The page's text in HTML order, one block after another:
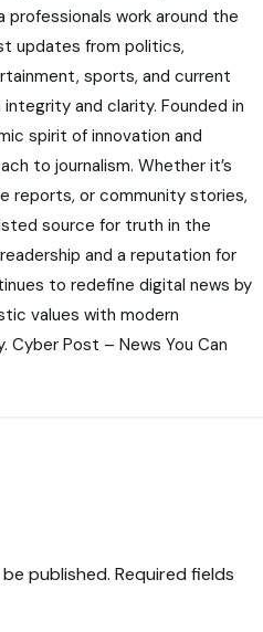
professionals work around the
updates from politics,
sports, and current
and clarity. Founded in
spirit of innovation and
to journalism. Whether it’s
reports, or community stories,
source for truth in the
and a reputation for
to redefine digital news by
values with modern
Post – News You Can
published. Required fields